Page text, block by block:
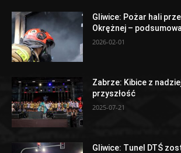
Gliwice: Pożar hali
Okrężnej –
2026-02-01
Zabrze: Kibice z
przyszłość
2025-07-21
Gliwice: Tunel DTŚ